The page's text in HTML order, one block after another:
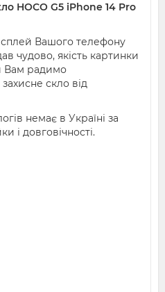
HOCO G5 iPhone 14 Pro
Вашого телефону
чудово, якість картинки
Вам радимо
скло від
немає в Україні за
і довговічності.